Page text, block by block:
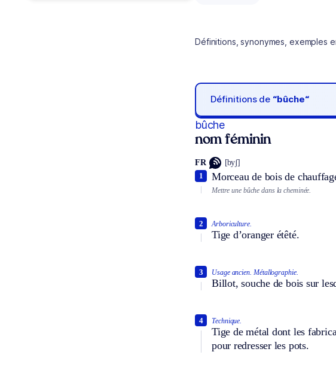
Définitions, synonymes, exemples
Définitions de “bûche“
bûche
nom féminin
FR [byʃ]
Morceau de bois de
1
Mettre une bûche dans la cheminée.
Arboriculture.
Tige d’oranger étêté.
2
Usage ancien. Métallographie.
Billot, souche de bois sur
3
Technique.
Tige de métal dont les
pour redresser les pots.
4